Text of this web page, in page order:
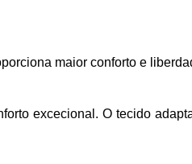
maior conforto e
excecional. O tecido